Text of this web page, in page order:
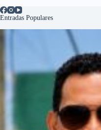
Entradas Populares